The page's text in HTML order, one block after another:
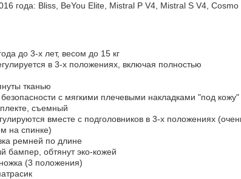
года: Bliss, BeYou Elite, Mistral P V4, Mistral S V4, Cosmo
до 3-х лет, весом до 15 кг
в 3-х положениях, включая полностью
тканью
с мягкими плечевыми накладками "под кожу"
съемный
вместе с подголовников в 3-х положениях
на спинке)
ремней по длине
бампер, обтянут эко-кожей
(3 положения)